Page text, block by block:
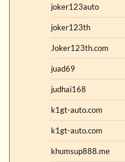
joker123auto
joker123th
Joker123th.com
juad69
judhai168
k1gt-auto.com
k1gt-auto.com
khumsup888.me